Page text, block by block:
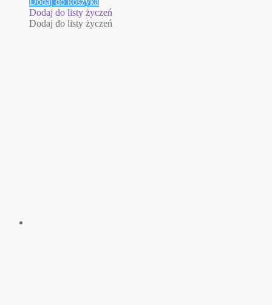
Dodaj do listy życzeń
Dodaj do listy życzeń